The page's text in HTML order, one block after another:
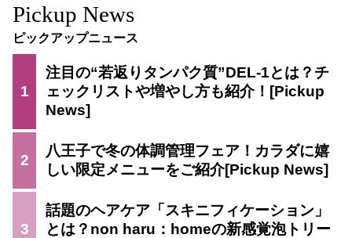
Pickup News
ピックアップニュース
1
注目の“若返りタンパク質”DEL-1とは？チ
ェックリストや増やし方も紹介！
2
八王子で冬の体調管理フェア！カラダに嬉
しい限定メニューをご紹介
3
話題のヘアケア「スキニフィケーション」
とは？non haru：homeの新感覚泡トリー